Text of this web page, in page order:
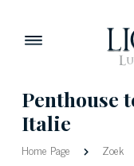
Penthouse
Italie
Home Page Zoek